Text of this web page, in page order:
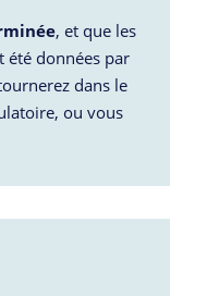
, et que les
données par
dans le
ou vous